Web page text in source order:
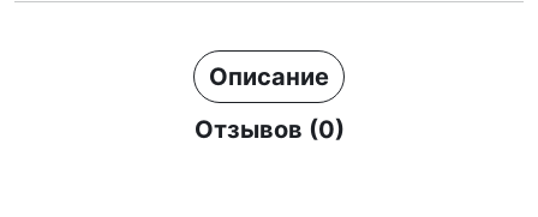
Описание
Отзывов (0)